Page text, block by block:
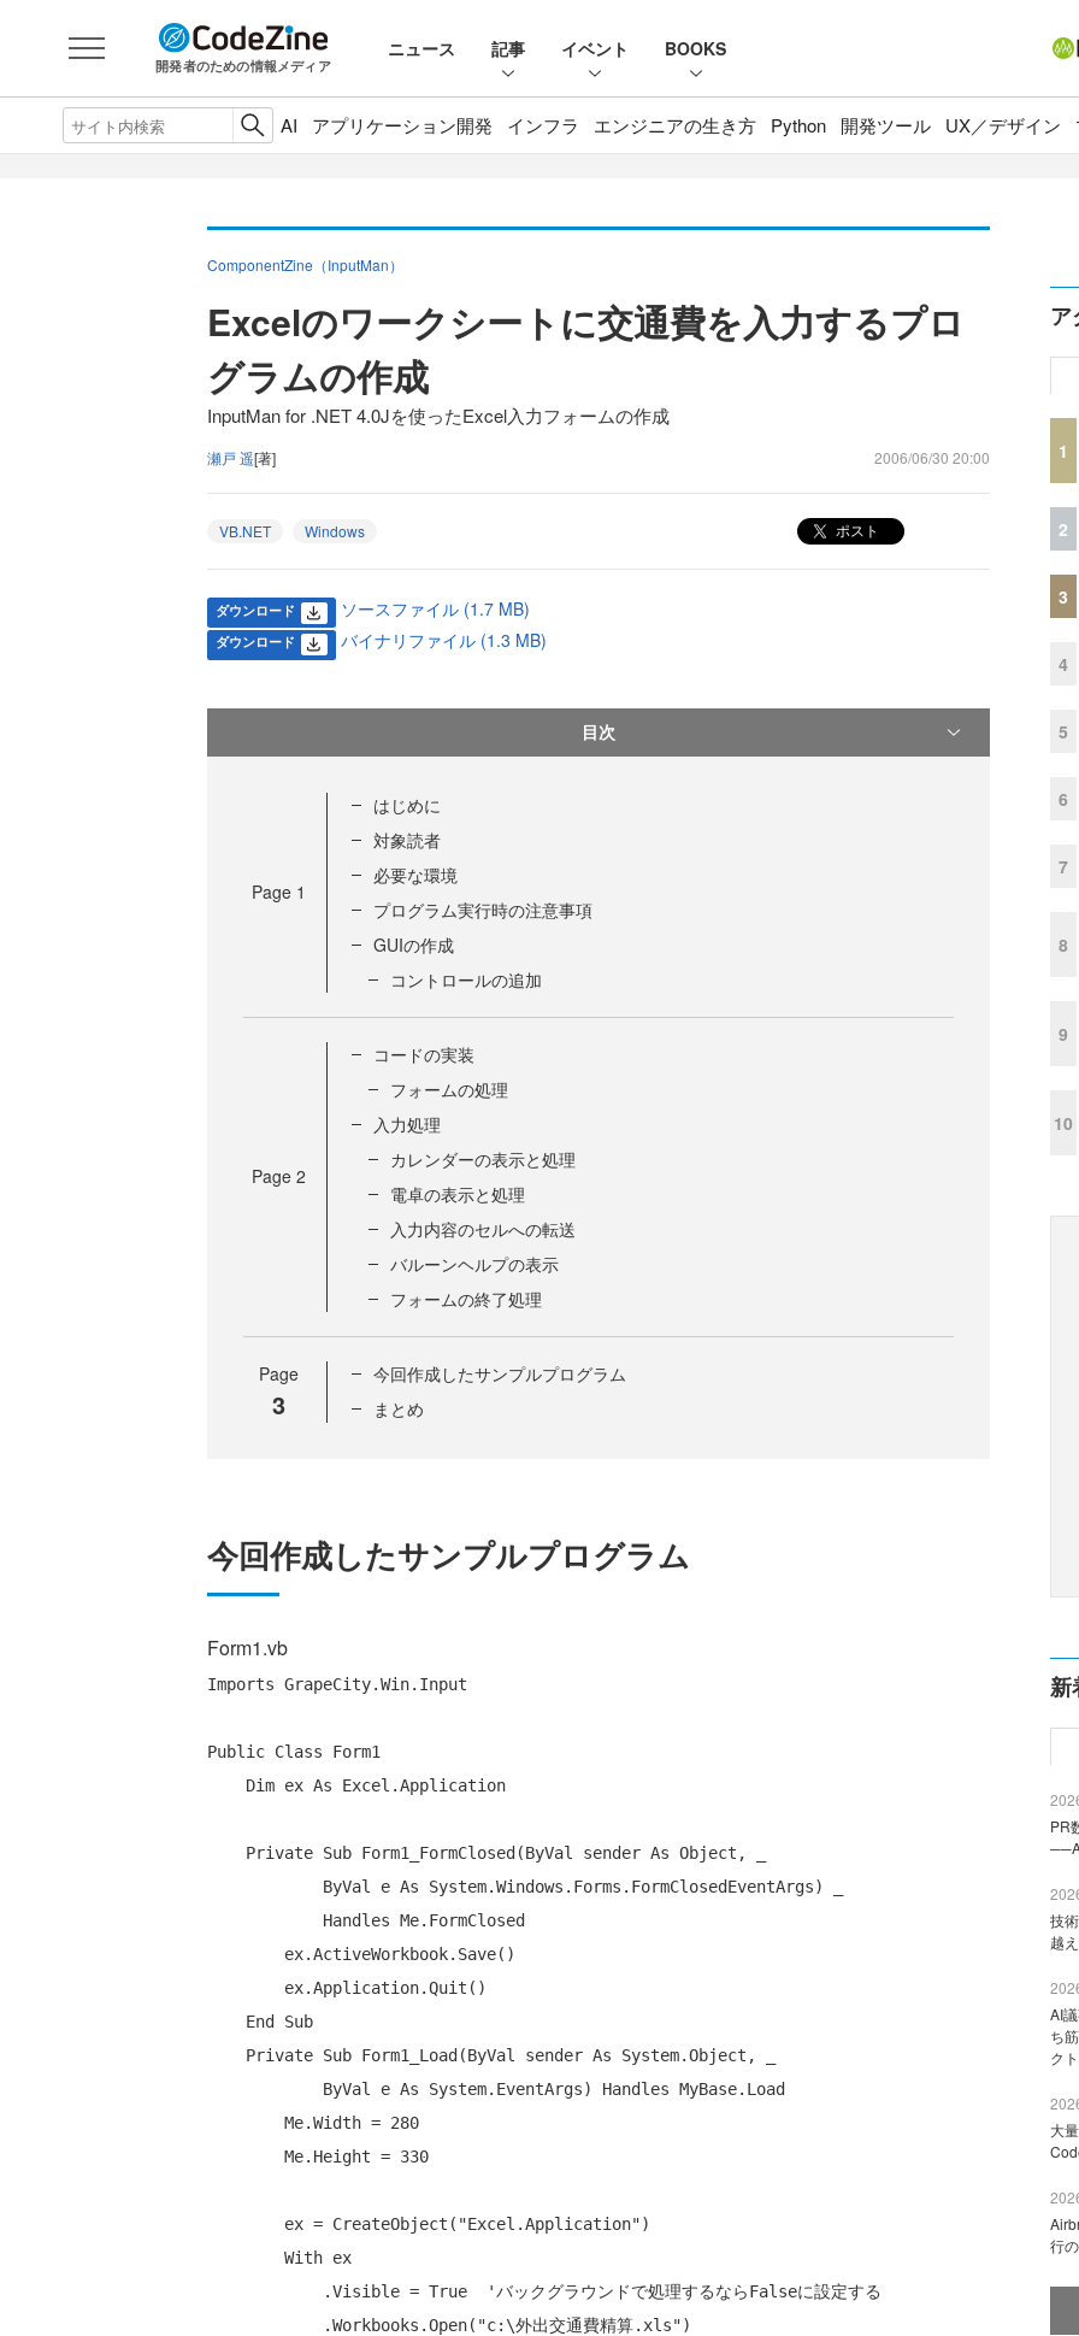
開発者のための情報メディア
ニュース 記事 イベント BOOKS
AI アプリケーション開発 インフラ エンジニアの生き方 Python 開発ツール UX／デザイン
ComponentZine（InputMan）
Excelのワークシートに交通費を入力するプロ
グラムの作成
InputMan for .NET 4.0Jを使ったExcel入力フォームの作成
瀬戸 遥[著] 2006/06/30 20:00
VB.NET Windows ポスト
ダウンロード ソースファイル (1.7 MB)
ダウンロード バイナリファイル (1.3 MB)
目次
Page 1
はじめに
対象読者
必要な環境
プログラム実行時の注意事項
GUIの作成
コントロールの追加
Page 2
コードの実装
フォームの処理
入力処理
カレンダーの表示と処理
電卓の表示と処理
入力内容のセルへの転送
バルーンヘルプの表示
フォームの終了処理
Page
3
今回作成したサンプルプログラム
まとめ
今回作成したサンプルプログラム
Form1.vb
Imports GrapeCity.Win.Input
Public Class Form1
Dim ex As Excel.Application
Private Sub Form1_FormClosed(ByVal sender As Object , _
ByVal
e As System.Windows.Forms.FormClosedEventArgs) _
Handles Me.FormClosed
End Sub
Private Sub Form1_Load(ByVal sender As System.Object, _
ByVal
e As System.EventArgs) Handles MyBase.Load
Me.Width = 280
Me.Height = 330
        ex = CreateObject(
"Excel.Application")
With ex
            .Visible =
True
'バックグラウンドで処理するならFalseに設定する
            .Workbooks.Open(
"c:\外出交通費精算.xls")
ア
1
2
3
4
5
6
7
8
9
10
新
PR
技
越
AI
ち
ク
大
行